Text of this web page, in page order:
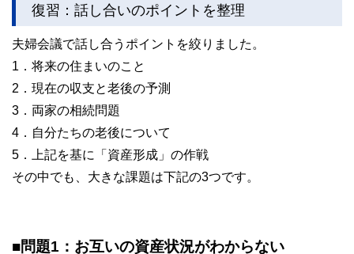
せは三つ巴。からだと心の癒しや健康法は巷に情報が充実し
身近なのに、なぜお金や資産の事はこんなに解りづらいのだ
かりやすくお金や資産の提案がしたい」という想いから、
FPの資格を取得。第二の成人式、40歳を迎えたことを機に
※確定拠出年金相談ねっと
https://wiselife.biz/fp/mterakado/
https://www.voicemarche.jp/advisers/781
復習：話し合いのポイントを整理
夫婦会議で話し合うポイントを絞りました。
1．将来の住まいのこと
2．現在の収支と老後の予測
3．両家の相続問題
4．自分たちの老後について
5．上記を基に「資産形成」の作戦
その中でも、大きな課題は下記の3つです。
■問題1：お互いの資産状況がわからない